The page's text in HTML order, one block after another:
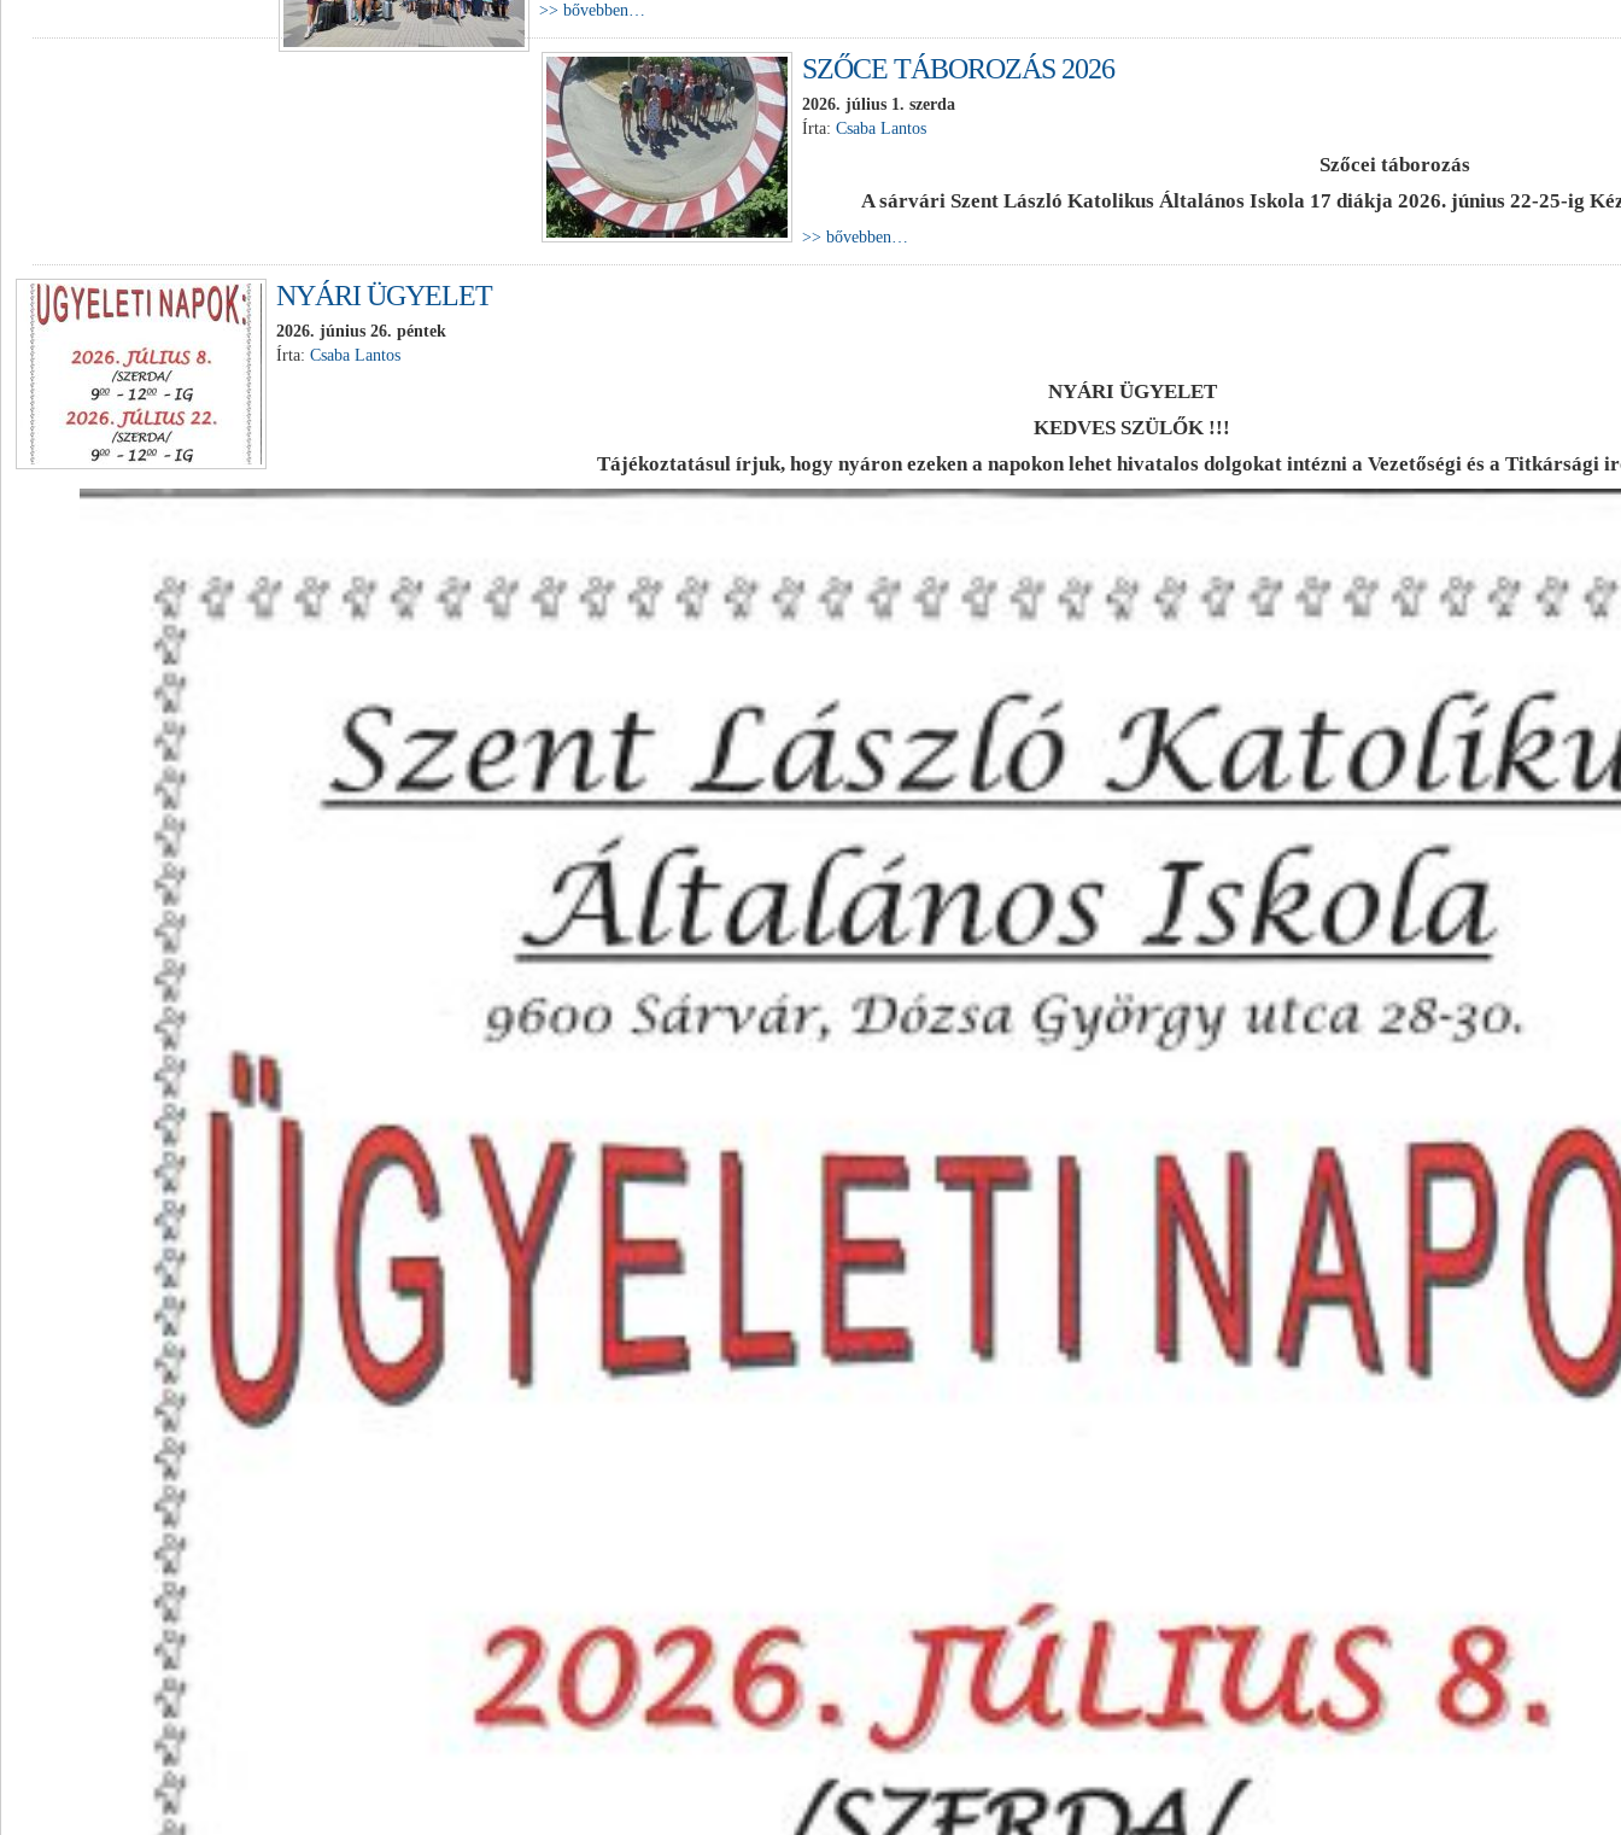
>> bővebben…
SZŐCE TÁBOROZÁS 2026
2026. július 1. szerda
Írta: Csaba Lantos
Szőcei táborozás
A sárvári Szent László Katolikus Általános Iskola 17 diákja 2026. június 22-25-ig
>> bővebben…
NYÁRI ÜGYELET
2026. június 26. péntek
Írta: Csaba Lantos
NYÁRI ÜGYELET
KEDVES SZÜLŐK !!!
Tájékoztatásul írjuk, hogy nyáron ezeken a napokon lehet hivatalos dolgokat intézni a Vezetőségi és a Titkársági